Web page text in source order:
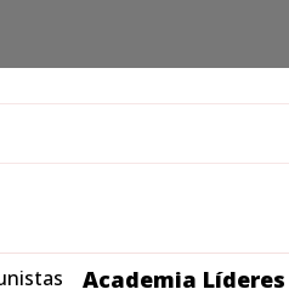
Academia Líderes